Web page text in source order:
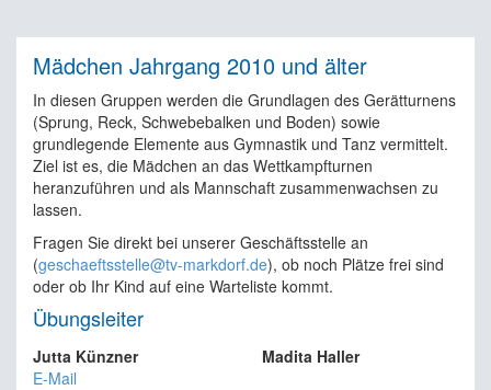
Mädchen Jahrgang 2010 und älter
In diesen Gruppen werden die Grundlagen des Gerätturnens
(Sprung, Reck, Schwebebalken und Boden) sowie
grundlegende Elemente aus Gymnastik und Tanz vermittelt.
Ziel ist es, die Mädchen an das Wettkampfturnen
heranzuführen und als Mannschaft zusammenwachsen zu
lassen.
Fragen Sie direkt bei unserer Geschäftsstelle an
(geschaeftsstelle@tv-markdorf.de), ob noch Plätze frei sind
oder ob Ihr Kind auf eine Warteliste kommt.
Übungsleiter
Jutta Künzner
E-Mail
Madita Haller